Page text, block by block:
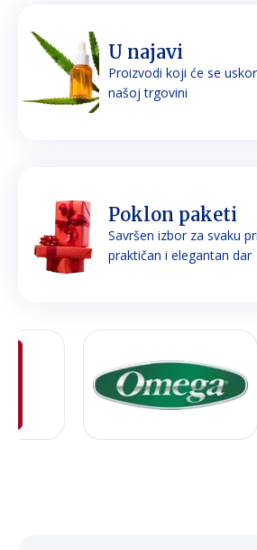
U najavi
Proizvodi koji će se
našoj trgovini
Poklon paketi
Savršen izbor za svaku
praktičan i elegantan dar